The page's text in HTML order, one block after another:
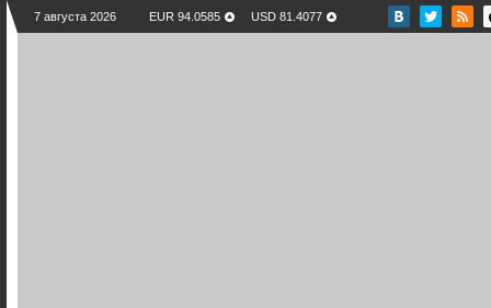
7 августа 2026 EUR 94.0585 USD 81.4077